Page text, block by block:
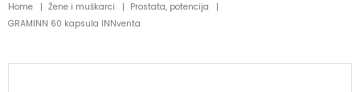
Home Žene i muškarci
Prostata, potencija
GRAMINN 60 kapsula INNventa